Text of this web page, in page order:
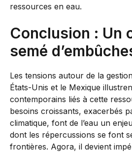
ressources en eau.
Conclusion : Un
semé
Les tensions autour de la
États-Unis et le Mexique
contemporains liés à cette
besoins croissants, exacerbés
climatique, font de l’eau un
dont les répercussions se font
frontières. Agora, il devient